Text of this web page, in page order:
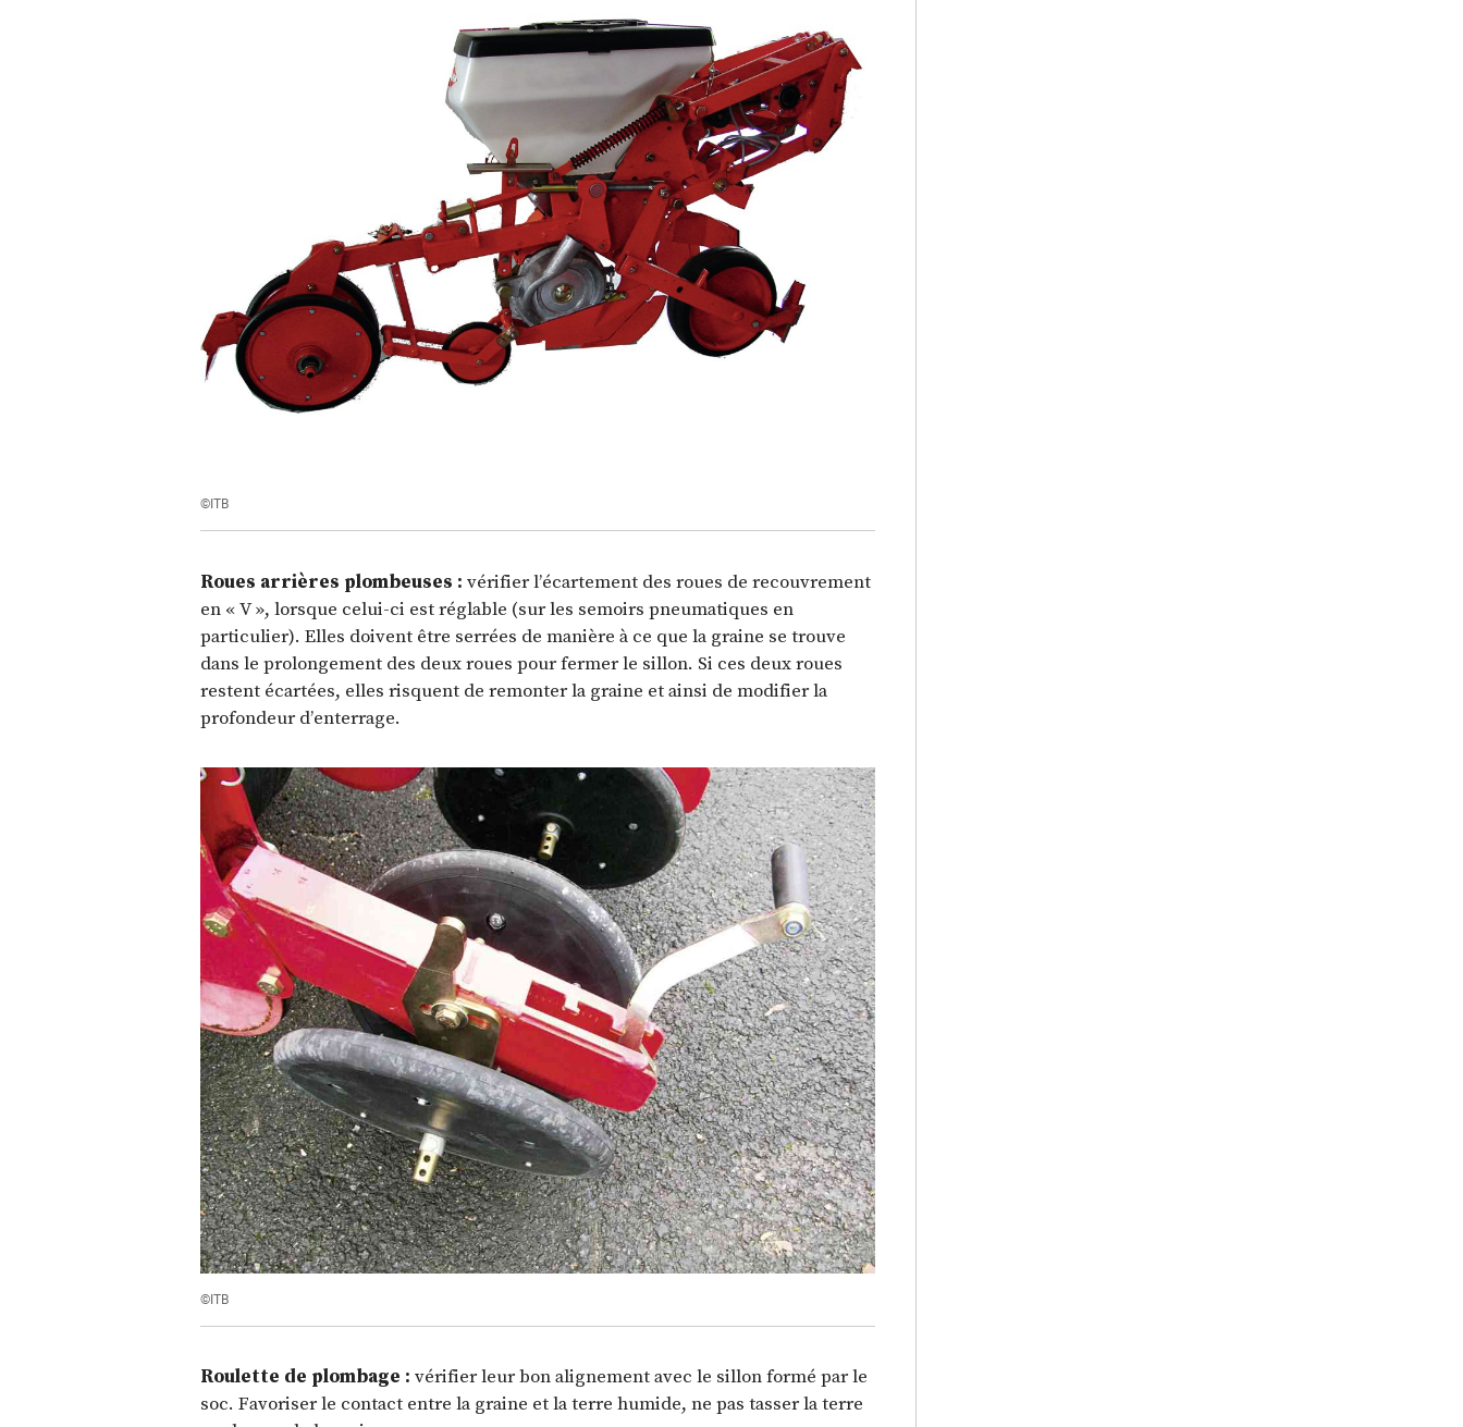
©ITB
Roues arrières plombeuses : vérifier l’écartement des roues de recouvrement
en « V », lorsque celui-ci est réglable (sur les semoirs pneumatiques en
particulier). Elles doivent être serrées de manière à ce que la graine se trouve
dans le prolongement des deux roues pour fermer le sillon. Si ces deux roues
restent écartées, elles risquent de remonter la graine et ainsi de modifier la
profondeur d’enterrage.
©ITB
Roulette de plombage : vérifier leur bon alignement avec le sillon formé par le
soc. Favoriser le contact entre la graine et la terre humide, ne pas tasser la terre